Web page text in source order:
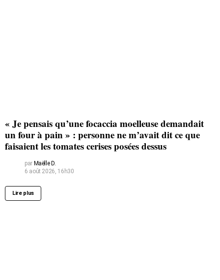
« Je pensais qu’une focaccia moelleuse demandait
un four à pain » : personne ne m’avait dit ce que
faisaient les tomates cerises posées dessus
par Maëlle D.
6 août 2026, 16h30
Lire plus